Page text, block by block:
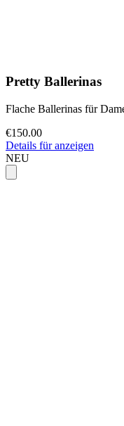
Pretty Ballerinas
Flache Ballerinas für
€150.00
Details für anzeigen
NEU